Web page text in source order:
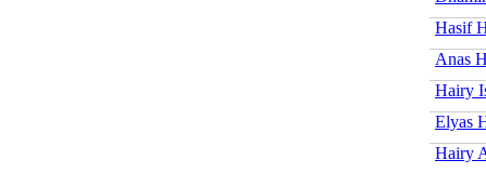
Hasif
Anas
Hairy
Elyas
Hairy